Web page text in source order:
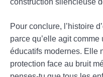
Pour conclure, l’histoire
parce qu’elle agit
éducatifs modernes. Elle
protection face au bruit